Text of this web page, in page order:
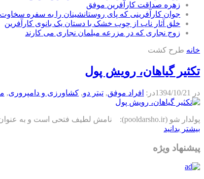
زهره صداقت کارآفرین موفق
جوان کارآفرینی که پای روستانشینان را به سفره سخاوت
خلق آثار ناب از چوب خشک با دستان یک بانوی کارآفرین
زوج نجاری که در مزرعه مبلمان نجاری می کارند
خانه طرح کشت
تکثیر گیاهان، رویش پول
در 1394/10/21در: افراد موفق, تیتر دو, كشاورزی و دامپروری,
پولدار شو (pooldarsho.ir): نامش لطیف فتحی است و به عنوان نفر دوم کارآفرین نمونه در بخش کشاورزی در استان اردبیل در سومین جشنواره کارآفرینان برتر انتخاب شده است . این کارآفرین از سال۸۲...
بیشتر بدانید
پیشنهاد ویژه